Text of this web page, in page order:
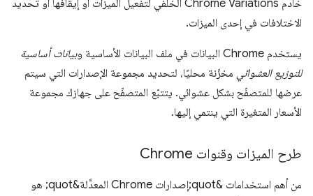
خادم Chrome Variations الخلفي لتفعيل الميزات أو إيقافها أو تحديد
الاختلافات في إحدى الميزات.
يستخدم Chrome البيانات في ملف البيانات الأساسية و
بيانات أساسية
للتوزيع العشوائي مخزّنة محليًا، لتحديد مجموعة الإصدارات التي سيتم
عرضها للمتصفّح بشكل عشوائي. يتتبّع المتصفّح على جهازك مجموعة
الأسعار المتغيرة التي ينتمي إليها.
طرح الميزات وقنوات Chrome
من أهم استخدامات &quot;إصدارات Chrome المعدَّلة&quot; هو